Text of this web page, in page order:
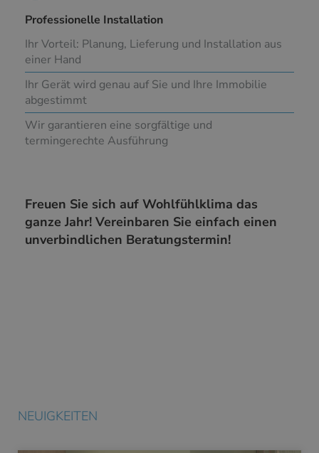
Professionelle Installation
Ihr Vorteil: Planung, Lieferung und Installation aus
einer Hand
Ihr Gerät wird genau auf Sie und Ihre Immobilie
abgestimmt
Wir garantieren eine sorgfältige und
termingerechte Ausführung
Freuen Sie sich auf Wohlfühlklima das
ganze Jahr! Vereinbaren Sie einfach einen
unverbindlichen Beratungstermin!
NEUIGKEITEN